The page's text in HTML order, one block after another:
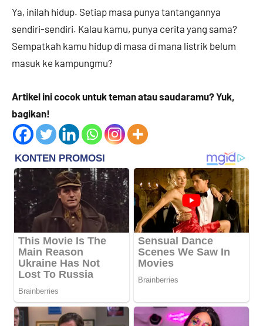
Ya, inilah hidup. Setiap masa punya tantangannya
sendiri-sendiri. Kalau kamu, punya cerita yang sama?
Sempatkah kamu hidup di masa di mana listrik belum
masuk ke kampungmu?
Artikel ini cocok untuk teman atau saudaramu? Yuk,
bagikan!